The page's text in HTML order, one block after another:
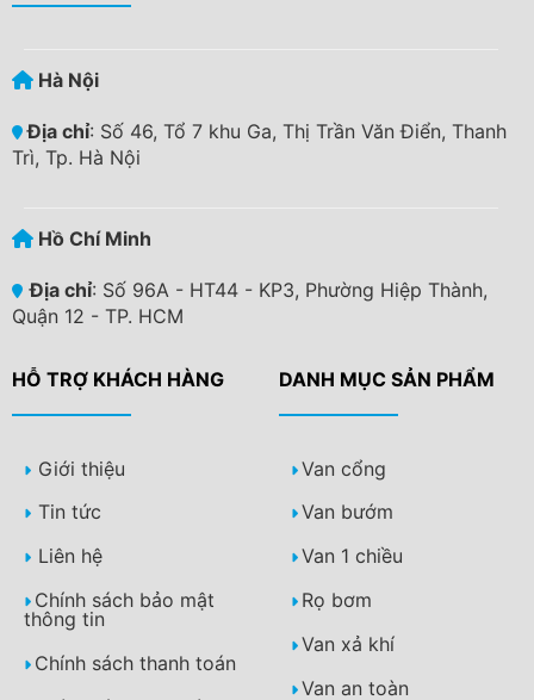
Hà Nội
Địa chỉ: Số 46, Tổ 7 khu Ga, Thị Trần Văn Điển, Thanh
Trì, Tp. Hà Nội
Hồ Chí Minh
Địa chỉ: Số 96A - HT44 - KP3, Phường Hiệp Thành,
Quận 12 - TP. HCM
HỖ TRỢ KHÁCH HÀNG DANH MỤC SẢN PHẨM
Giới thiệu
Tin tức
Liên hệ
Chính sách bảo mật
thông tin
Chính sách thanh toán
Van cổng
Van bướm
Van 1 chiều
Rọ bơm
Van xả khí
Van an toàn